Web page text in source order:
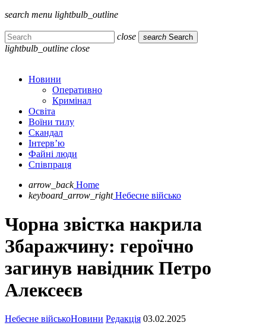
search menu lightbulb_outline
close search Search
lightbulb_outline close
Новини
Оперативно
Кримінал
Освіта
Воїни тилу
Скандал
Інтерв’ю
Файні люди
Співпраця
arrow_back Home
keyboard_arrow_right Небесне військо
Чорна звістка накрила
Збаражчину: героїчно
загинув навідник Петро
Алексеєв
Небесне військоНовини Редакція 03.02.2025